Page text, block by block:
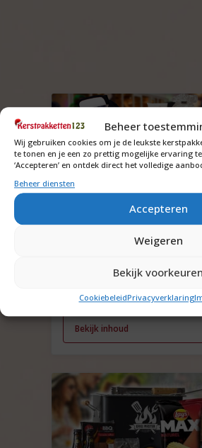
Beheer
Wij gebruiken cookies om je de leukste
te tonen en je een zo prettig mogelijke ervaring
‘Accepteren’ en ontdek direct het volledige
Beheer diensten
Accepteren
Weigeren
Bekijk voorkeuren
CookiebeleidPrivacyverklaring
Fit and Healthy
Offerte aanvragen
Bekijk inhoud